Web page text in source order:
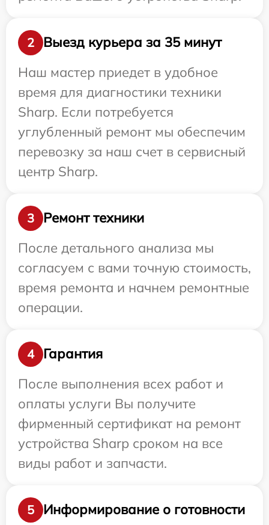
2
Выезд курьера за 35 минут
Наш мастер приедет в удобное
время для диагностики техники
Sharp. Если потребуется
углубленный ремонт мы обеспечим
перевозку за наш счет в сервисный
центр Sharp.
3
Ремонт техники
После детального анализа мы
согласуем с вами точную стоимость,
время ремонта и начнем ремонтные
операции.
4
Гарантия
После выполнения всех работ и
оплаты услуги Вы получите
фирменный сертификат на ремонт
устройства Sharp сроком на все
виды работ и запчасти.
5 Информирование о готовности